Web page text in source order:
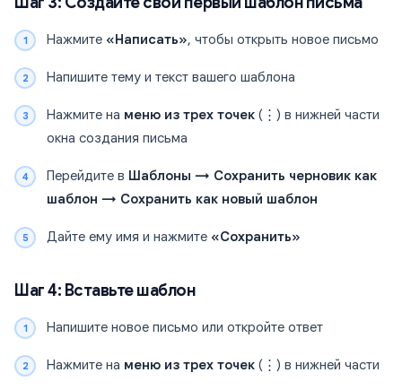
Нажмите «Написать», чтобы открыть новое письмо
Напишите тему и текст вашего шаблона
Нажмите на меню из трех точек (⋮) в нижней части
окна создания письма
Перейдите в Шаблоны → Сохранить черновик как
шаблон → Сохранить как новый шаблон
Дайте ему имя и нажмите «Сохранить»
Шаг 4: Вставьте шаблон
Напишите новое письмо или откройте ответ
Нажмите на меню из трех точек (⋮) в нижней части